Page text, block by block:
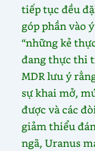
tiếp tục đều
góp phần vào
“những kẻ
đang thực thi
MDR lưu ý
sự khai mở,
được và các
giảm thiểu
ngã, Uranus